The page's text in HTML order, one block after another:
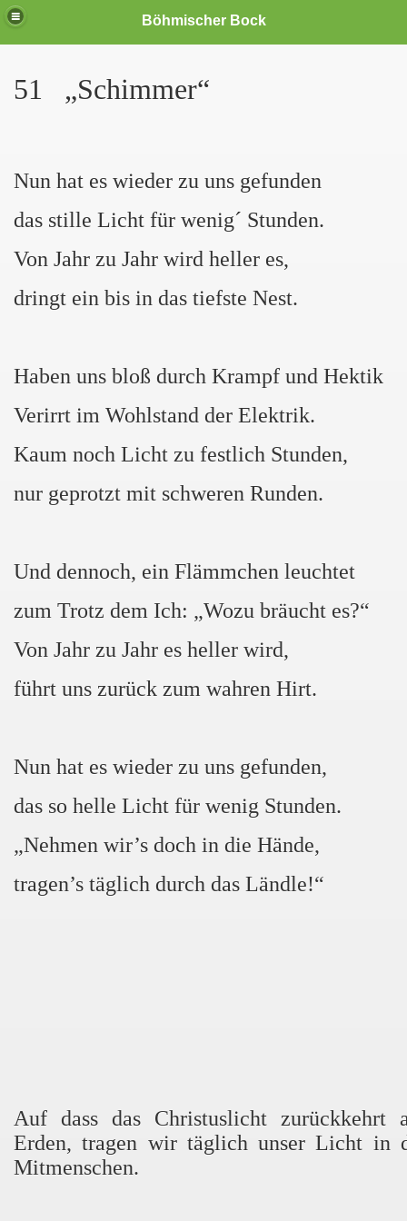
Böhmischer Bock
51 „Schimmer“
Nun hat es wieder zu uns gefunden
das stille Licht für wenig´ Stunden.
Von Jahr zu Jahr wird heller es,
dringt ein bis in das tiefste Nest.
Haben uns bloß durch Krampf und Hektik
Verirrt im Wohlstand der Elektrik.
Kaum noch Licht zu festlich Stunden,
nur geprotzt mit schweren Runden.
Und dennoch, ein Flämmchen leuchtet
zum Trotz dem Ich: „Wozu bräucht es?“
Von Jahr zu Jahr es heller wird,
führt uns zurück zum wahren Hirt.
Nun hat es wieder zu uns gefunden,
das so helle Licht für wenig Stunden.
„Nehmen wir’s doch in die Hände,
tragen’s täglich durch das Ländle!“
Auf dass das Christuslicht zurückkehrt
Erden, tragen wir täglich unser Licht in
Mitmenschen.